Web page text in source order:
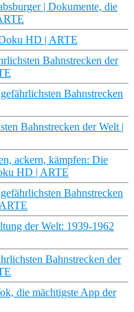
| Dokumente, die
HD | ARTE
Bahnstrecken der
Bahnstrecken
Bahnstrecken der Welt |
ackern, kämpfen: Die
HD | ARTE
Bahnstrecken
der Welt: 1939-1962
Bahnstrecken der
die mächtigste App der